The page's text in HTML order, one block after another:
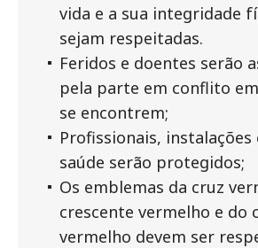
vida e a sua integridade
sejam respeitadas.
Feridos e doentes serão
pela parte em conflito
se encontrem;
Profissionais, instalações
saúde serão protegidos;
Os emblemas da cruz
crescente vermelho e do
vermelho devem ser